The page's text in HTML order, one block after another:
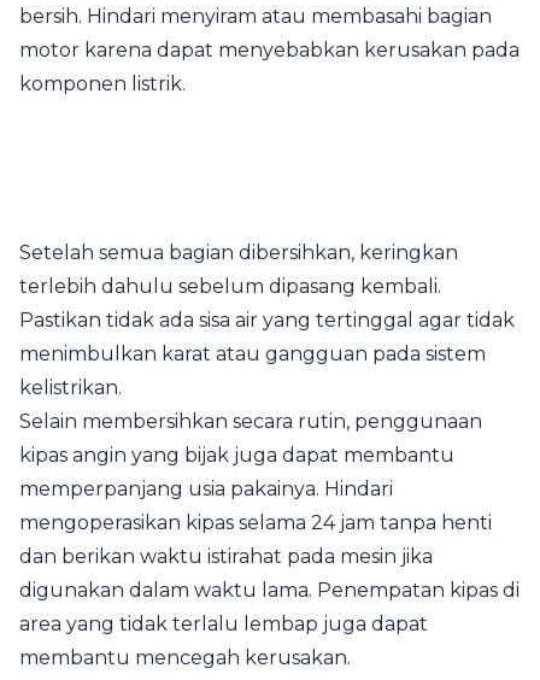
bersih. Hindari menyiram atau membasahi bagian
motor karena dapat menyebabkan kerusakan pada
komponen listrik.
Setelah semua bagian dibersihkan, keringkan
terlebih dahulu sebelum dipasang kembali.
Pastikan tidak ada sisa air yang tertinggal agar tidak
menimbulkan karat atau gangguan pada sistem
kelistrikan.
Selain membersihkan secara rutin, penggunaan
kipas angin yang bijak juga dapat membantu
memperpanjang usia pakainya. Hindari
mengoperasikan kipas selama 24 jam tanpa henti
dan berikan waktu istirahat pada mesin jika
digunakan dalam waktu lama. Penempatan kipas di
area yang tidak terlalu lembap juga dapat
membantu mencegah kerusakan.